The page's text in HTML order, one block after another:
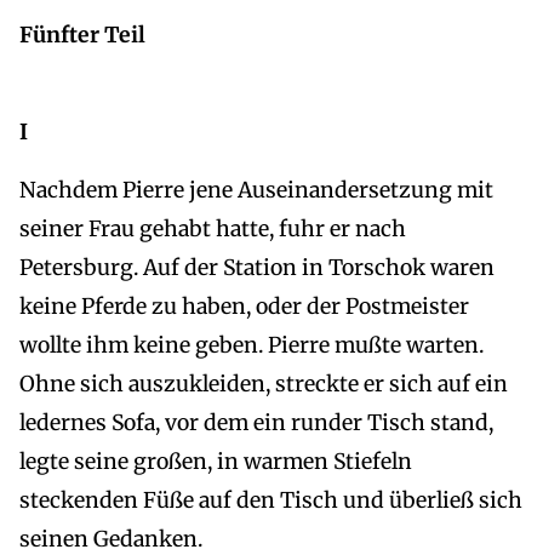
Fünfter Teil
I
Nachdem Pierre jene Auseinandersetzung mit
seiner Frau gehabt hatte, fuhr er nach
Petersburg. Auf der Station in Torschok waren
keine Pferde zu haben, oder der Postmeister
wollte ihm keine geben. Pierre mußte warten.
Ohne sich auszukleiden, streckte er sich auf ein
ledernes Sofa, vor dem ein runder Tisch stand,
legte seine großen, in warmen Stiefeln
steckenden Füße auf den Tisch und überließ sich
seinen Gedanken.